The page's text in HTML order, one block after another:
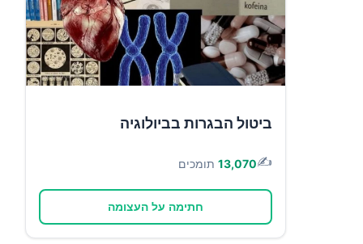
ביטול הבגרות בביולוגיה
✍️
13,070 תומכים
חתימה על העצומה